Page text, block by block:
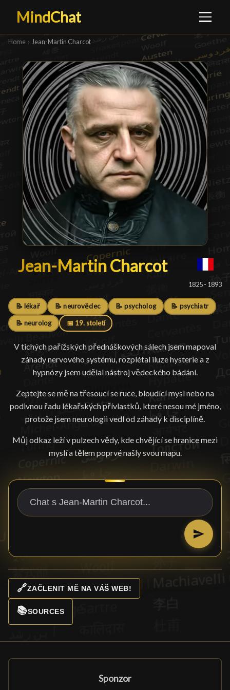
MindChat
Home › Jean-Martin Charcot
Jean-Martin Charcot
Jean-Martin Charcot█
1825 - 1893
📝 lékař 📝 neurovědec 📝 psycholog 📝 psychiatr
📝 neurolog 📅 19. století
V tichých pařížských přednáškových sálech jsem mapoval
záhady nervového systému, rozplétal iluze hysterie a z
hypnózy jsem udělal nástroj vědeckého bádání.
Zeptejte se mě na třesoucí se ruce, bloudící mysl nebo na
podivnou řadu lékařských přívlastků, které nesou mé jméno,
protože jsem neurologii vedl od záhady k disciplíně.
Můj odkaz leží v pulzech vědy, kde chvějící se hranice mezi
myslí a tělem poprvé našly svou mapu.
🔗ZAČLENIT MĚ NA VÁŠ WEB!
📚SOURCES
Sponzor